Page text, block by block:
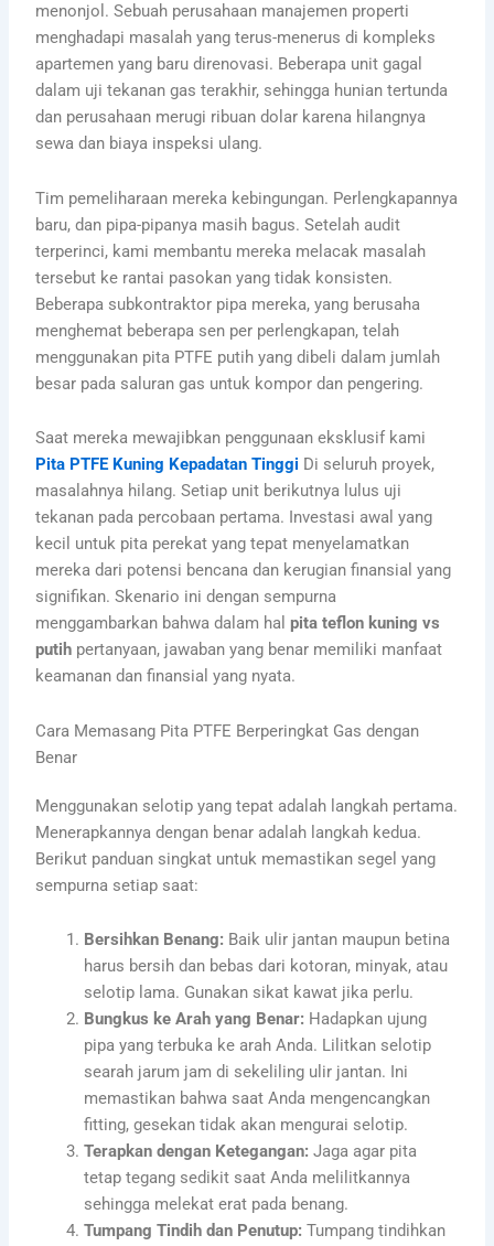
menonjol. Sebuah perusahaan manajemen properti
menghadapi masalah yang terus-menerus di kompleks
apartemen yang baru direnovasi. Beberapa unit gagal
dalam uji tekanan gas terakhir, sehingga hunian tertunda
dan perusahaan merugi ribuan dolar karena hilangnya
sewa dan biaya inspeksi ulang.
Tim pemeliharaan mereka kebingungan. Perlengkapannya
baru, dan pipa-pipanya masih bagus. Setelah audit
terperinci, kami membantu mereka melacak masalah
tersebut ke rantai pasokan yang tidak konsisten.
Beberapa subkontraktor pipa mereka, yang berusaha
menghemat beberapa sen per perlengkapan, telah
menggunakan pita PTFE putih yang dibeli dalam jumlah
besar pada saluran gas untuk kompor dan pengering.
Saat mereka mewajibkan penggunaan eksklusif kami
Pita PTFE Kuning Kepadatan Tinggi Di seluruh proyek,
masalahnya hilang. Setiap unit berikutnya lulus uji
tekanan pada percobaan pertama. Investasi awal yang
kecil untuk pita perekat yang tepat menyelamatkan
mereka dari potensi bencana dan kerugian finansial yang
signifikan. Skenario ini dengan sempurna
menggambarkan bahwa dalam halpita teflon kuning vs
putih pertanyaan, jawaban yang benar memiliki manfaat
keamanan dan finansial yang nyata.
Cara Memasang Pita PTFE Berperingkat Gas dengan
Benar
Menggunakan selotip yang tepat adalah langkah pertama.
Menerapkannya dengan benar adalah langkah kedua.
Berikut panduan singkat untuk memastikan segel yang
sempurna setiap saat:
Bersihkan Benang: Baik ulir jantan maupun betina
harus bersih dan bebas dari kotoran, minyak, atau
selotip lama. Gunakan sikat kawat jika perlu.
Bungkus ke Arah yang Benar: Hadapkan ujung
pipa yang terbuka ke arah Anda. Lilitkan selotip
searah jarum jam di sekeliling ulir jantan. Ini
memastikan bahwa saat Anda mengencangkan
fitting, gesekan tidak akan mengurai selotip.
Terapkan dengan Ketegangan: Jaga agar pita
tetap tegang sedikit saat Anda melilitkannya
sehingga melekat erat pada benang.
Tumpang Tindih dan Penutup: Tumpang tindihkan